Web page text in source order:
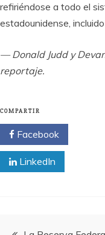
refiriéndose a todo el
estadounidense,
— Donald Judd y
reportaje.
COMPARTIR
Facebook
LinkedIn
Navegación